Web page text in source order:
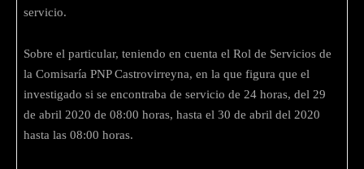
servicio.
Sobre el particular, teniendo en cuenta el Rol de Servicios de
la Comisaría PNP Castrovirreyna, en la que figura que el
investigado si se encontraba de servicio de 24 horas, del 29
de abril 2020 de 08:00 horas, hasta el 30 de abril del 2020
hasta las 08:00 horas.